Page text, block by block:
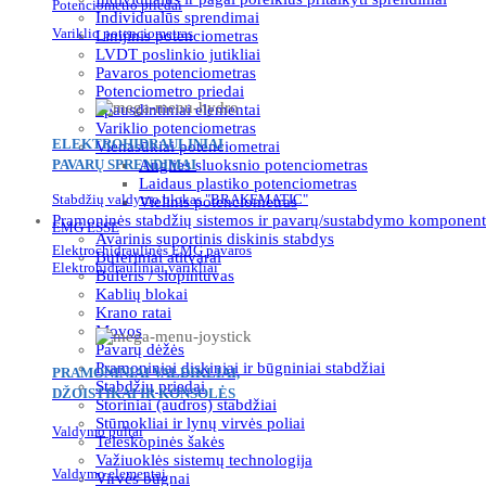
Individualūs sprendimai
Linijinis potenciometras
LVDT poslinkio jutikliai
Pavaros potenciometras
Potenciometro priedai
Spausdintiniai elementai
Variklio potenciometras
Vienasūkiai potenciometrai
Anglies sluoksnio potenciometras
Laidaus plastiko potenciometras
Vielinis potenciometras
Pramoninės stabdžių sistemos ir pavarų/sustabdymo
Avarinis suportinis diskinis stabdys
Buferiniai atitvarai
Buferis / slopintuvas
Kablių blokai
Krano ratai
Movos
Pavarų dėžės
Pramoniniai diskiniai ir būgniniai stabdžiai
Stabdžių priedai
Storiniai (audros) stabdžiai
Stūmokliai ir lynų virvės poliai
Teleskopinės šakės
Važiuoklės sistemų technologija
Virvės būgnai
Potenciometro priedai
Variklio potenciometras
ELEKTROHIDRAULINIAI
PAVARŲ SPRENDIMAI
Stabdžių valdymo blokas "BRAKEMATIC"
EMG ESSE
Elektrochidraulinės EMG pavaros
Elektrohidrauliniai varikliai
PRAMONINIAI VALDIKLIAI,
DŽOISTIKAI IR KONSOLĖS
Valdymo pultai
Valdymo elementai